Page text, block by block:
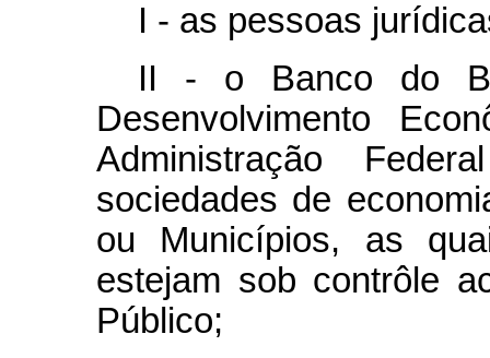
I - as pessoas
II - o Banco do
Desenvolvimento
Administração
sociedades de
ou Municípios, as
estejam sob contrôle
Público;